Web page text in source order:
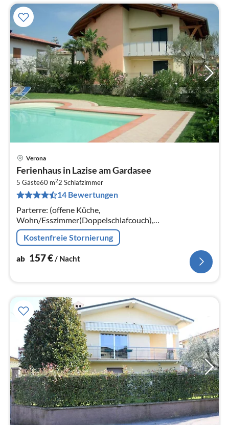
Verona
Ferienhaus in Lazise am Gardasee
5 Gäste60 m22 Schlafzimmer
14 Bewertungen
Parterre: (offene Küche,
Wohn/Esszimmer(Doppelschlafcouch),
Schlafzimmer(Doppelbett),
Schlafzimmer(Einzelunterschiebebett, Etagenbett),
Kostenfreie Stornierung
ab 157€/ Nacht